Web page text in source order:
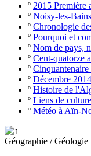
º 2015 Première
º Noisy-les-
º Chronologie
º Pourquoi et
º Nom de pays,
º Cent-quatorze
º
º Décembre
º Histoire de
º Liens de
º Météo à Aïn-
Géographie / Géologie